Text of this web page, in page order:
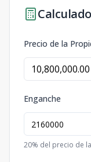
Precio de la
Enganche
20% del precio de